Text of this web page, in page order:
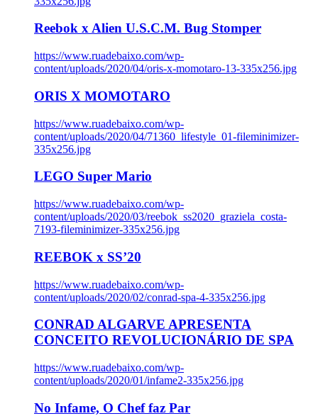
Reebok x Alien U.S.C.M. Bug Stomper
https://www.ruadebaixo.com/wp-
content/uploads/2020/04/oris-x-momotaro-13-335x256.jpg
ORIS X MOMOTARO
https://www.ruadebaixo.com/wp-
content/uploads/2020/04/71360_lifestyle_01-fileminimizer-
335x256.jpg
LEGO Super Mario
https://www.ruadebaixo.com/wp-
content/uploads/2020/03/reebok_ss2020_graziela_costa-
7193-fileminimizer-335x256.jpg
REEBOK x SS’20
https://www.ruadebaixo.com/wp-
content/uploads/2020/02/conrad-spa-4-335x256.jpg
CONRAD ALGARVE APRESENTA
CONCEITO REVOLUCIONÁRIO DE SPA
https://www.ruadebaixo.com/wp-
content/uploads/2020/01/infame2-335x256.jpg
No Infame, O Chef faz Par